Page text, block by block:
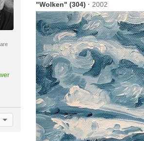
Fokus-Werke
Neue Werke – Auswahl
Alle neuen Werke
"Wolken" (304) · 2002